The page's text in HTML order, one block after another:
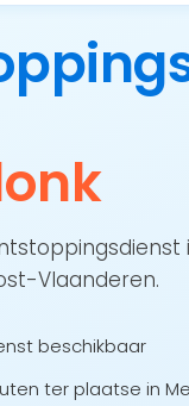
Vlaanderen.
beschikbaar
ter plaatse in